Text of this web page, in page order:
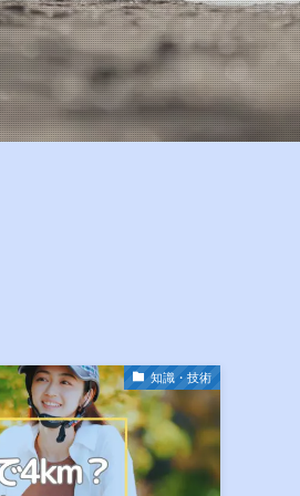
知識・技術